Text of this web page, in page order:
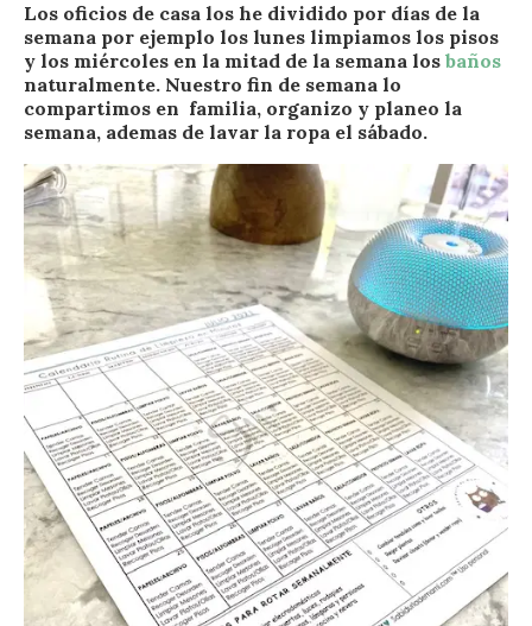
Los oficios de casa los he dividido por días de la
semana por ejemplo los lunes limpiamos los pisos
y los miércoles en la mitad de la semana los baños
naturalmente. Nuestro fin de semana lo
compartimos en familia, organizo y planeo la
semana, ademas de lavar la ropa el sábado.